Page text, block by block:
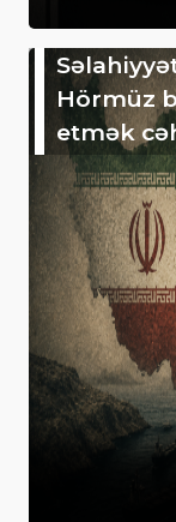
Hörmüz
etmək